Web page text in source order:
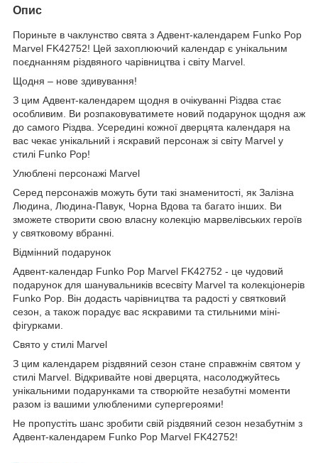
Опис
Пориньте в чаклунство свята з Адвент-календарем Funko Pop
Marvel FK42752! Цей захоплюючий календар є унікальним
поєднанням різдвяного чарівництва і світу Marvel.
Щодня – нове здивування!
З цим Адвент-календарем щодня в очікуванні Різдва стає
особливим. Ви розпаковуватимете новий подарунок щодня аж
до самого Різдва. Усередині кожної дверцята календаря на
вас чекає унікальний і яскравий персонаж зі світу Marvel у
стилі Funko Pop!
Улюблені персонажі Marvel
Серед персонажів можуть бути такі знаменитості, як Залізна
Людина, Людина-Павук, Чорна Вдова та багато інших. Ви
зможете створити свою власну колекцію марвелівських героїв
у святковому вбранні.
Відмінний подарунок
Адвент-календар Funko Pop Marvel FK42752 - це чудовий
подарунок для шанувальників всесвіту Marvel та колекціонерів
Funko Pop. Він додасть чарівництва та радості у святковий
сезон, а також порадує вас яскравими та стильними міні-
фігурками.
Свято у стилі Marvel
З цим календарем різдвяний сезон стане справжнім святом у
стилі Marvel. Відкривайте нові дверцята, насолоджуйтесь
унікальними подарунками та створюйте незабутні моменти
разом із вашими улюбленими супергероями!
Не пропустіть шанс зробити свій різдвяний сезон незабутнім з
Адвент-календарем Funko Pop Marvel FK42752!